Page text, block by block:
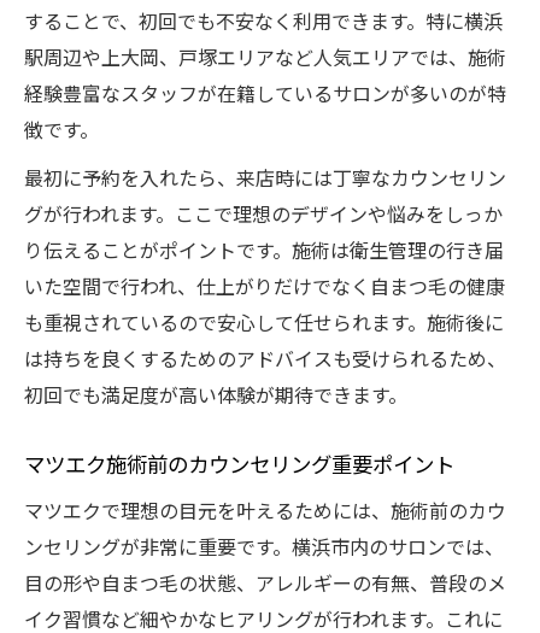
することで、初回でも不安なく利用できます。特に横浜
駅周辺や上大岡、戸塚エリアなど人気エリアでは、施術
経験豊富なスタッフが在籍しているサロンが多いのが特
徴です。
最初に予約を入れたら、来店時には丁寧なカウンセリン
グが行われます。ここで理想のデザインや悩みをしっか
り伝えることがポイントです。施術は衛生管理の行き届
いた空間で行われ、仕上がりだけでなく自まつ毛の健康
も重視されているので安心して任せられます。施術後に
は持ちを良くするためのアドバイスも受けられるため、
初回でも満足度が高い体験が期待できます。
マツエク施術前のカウンセリング重要ポイント
マツエクで理想の目元を叶えるためには、施術前のカウ
ンセリングが非常に重要です。横浜市内のサロンでは、
目の形や自まつ毛の状態、アレルギーの有無、普段のメ
イク習慣など細やかなヒアリングが行われます。これに